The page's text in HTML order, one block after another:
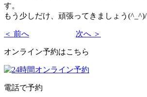
す。
もう少しだけ、頑張ってきましょう(^_^)/
＜ 前へ 次へ ＞
オンライン予約はこちら
電話で予約